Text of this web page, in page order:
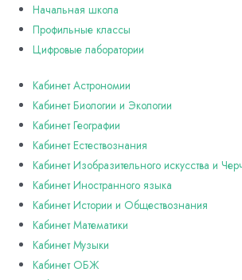
Начальная школа
Профильные классы
Цифровые лаборатории
Кабинет Астрономии
Кабинет Биологии и Экологии
Кабинет Географии
Кабинет Естествознания
Кабинет Изобразительного искусства и
Кабинет Иностранного языка
Кабинет Истории и Обществознания
Кабинет Математики
Кабинет Музыки
Кабинет ОБЖ